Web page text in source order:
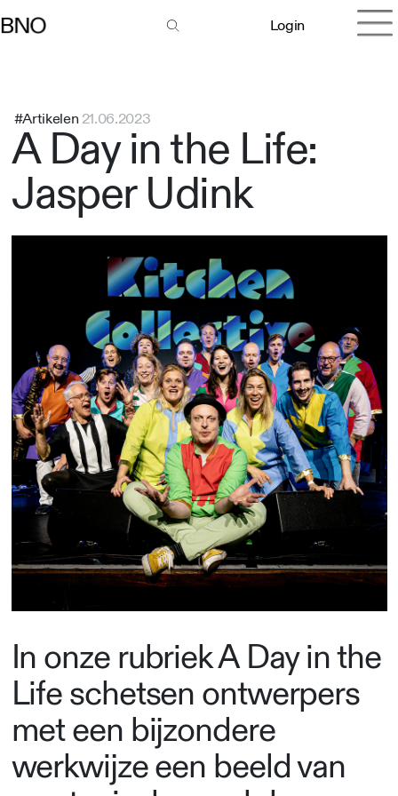
Login
#Artikelen 21.06.2023
A Day in the Life:
Jasper Udink
In onze rubriek A Day in the
Life schetsen ontwerpers
met een bijzondere
werkwijze een beeld van